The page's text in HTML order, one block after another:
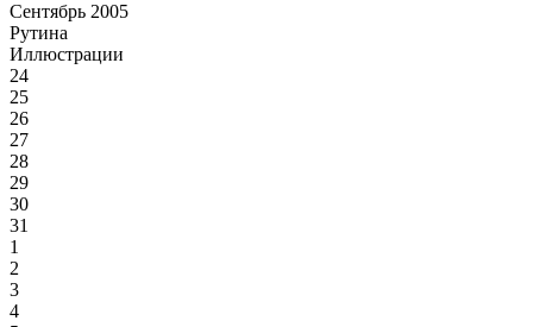
Сентябрь 2005
Рутина
Иллюстрации
24
25
26
27
28
29
30
31
1
2
3
4